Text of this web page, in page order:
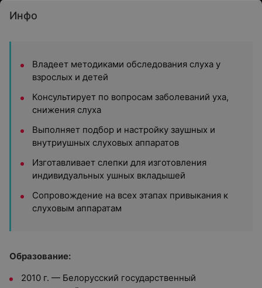
Инфо
Владеет методиками обследования слуха у
взрослых и детей
Консультирует по вопросам заболеваний уха,
снижения слуха
Выполняет подбор и настройку заушных и
внутриушных слуховых аппаратов
Изготавливает слепки для изготовления
индивидуальных ушных вкладышей
Сопровождение на всех этапах привыкания к
слуховым аппаратам
Образование:
2010 г. — Белорусский государственный